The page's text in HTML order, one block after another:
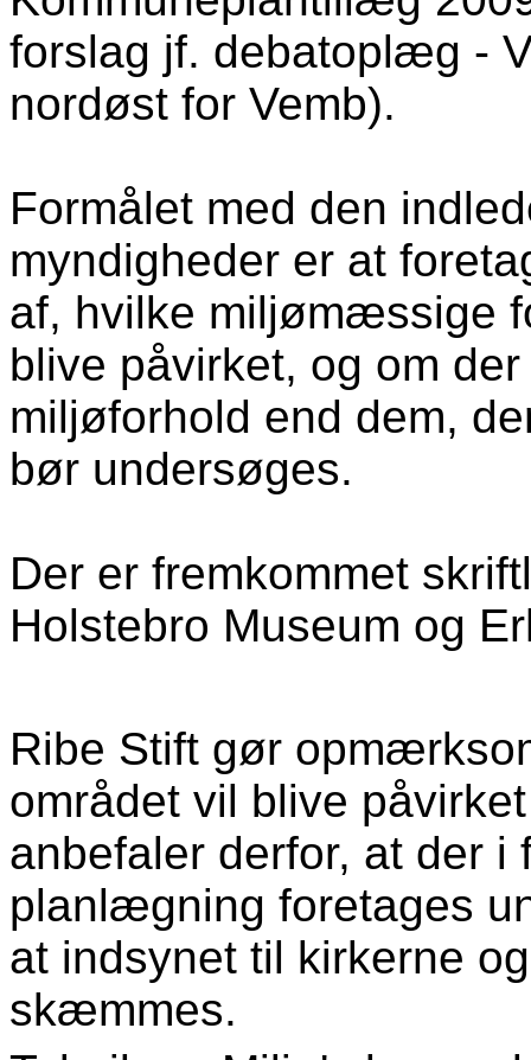
forslag jf. debatoplæg -
nordøst for Vemb).
Formålet med den
myndigheder er at
af, hvilke miljømæssige
blive påvirket, og om
miljøforhold end dem,
bør undersøges.
Der er fremkommet
Holstebro Museum og
Ribe Stift gør
området vil blive
anbefaler derfor, at der i
planlægning foretages
at indsynet til kirkerne
skæmmes.